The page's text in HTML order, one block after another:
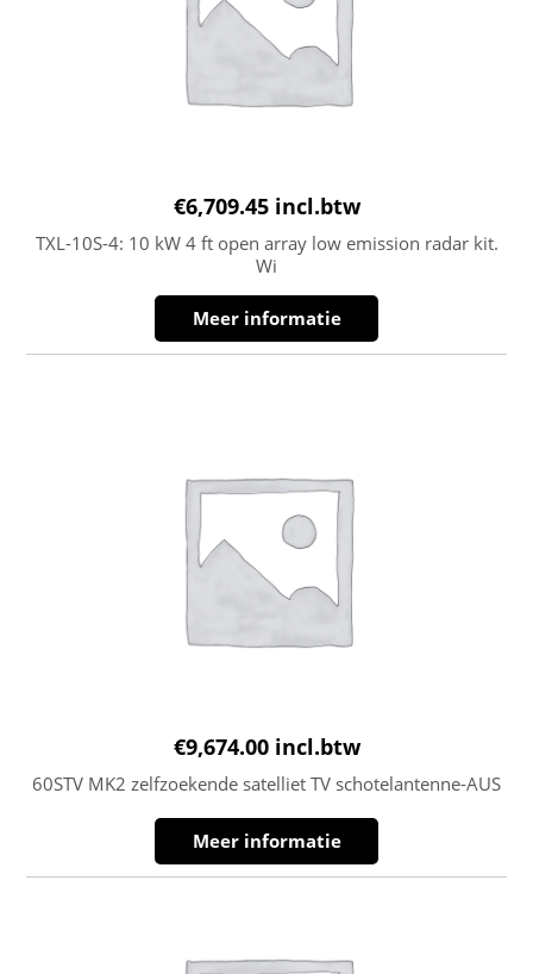
€6,709.45 incl.btw
TXL-10S-4: 10 kW 4 ft open array low emission radar kit.
Wi
Meer informatie
€9,674.00 incl.btw
60STV MK2 zelfzoekende satelliet TV schotelantenne-AUS
Meer informatie